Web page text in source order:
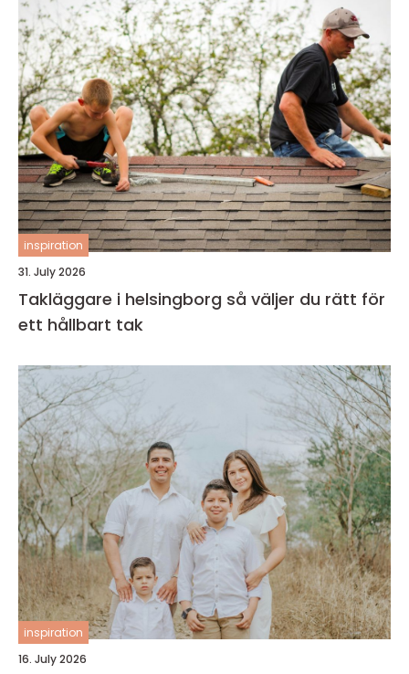
inspiration
31. July 2026
Takläggare i helsingborg så väljer du rätt för
ett hållbart tak
inspiration
16. July 2026